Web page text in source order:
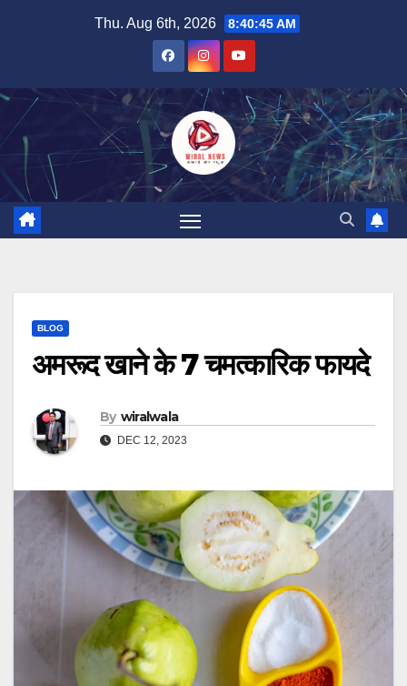
Thu. Aug 6th, 2026 8:40:46 AM
BLOG
अमरूद खाने के 7 चमत्कारिक फायदे
By wiralwala
DEC 12, 2023